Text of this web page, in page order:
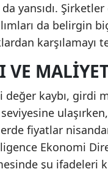
yansıdı.
da belirgin
karşılamayı
VE
değer kaybı, girdi
seviyesine
fiyatlar
Ekonomi
şu ifadeleri